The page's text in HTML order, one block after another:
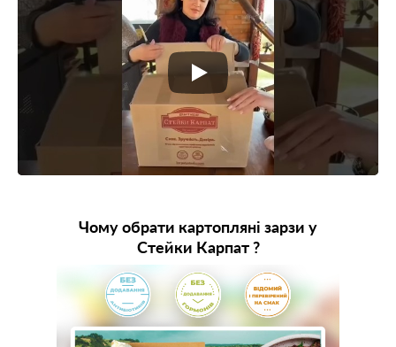
Чому обрати картопляні зарзи у
Стейки Карпат ?